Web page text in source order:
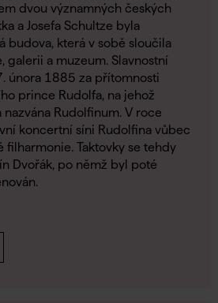
dvou významných českých
a Josefa Schultze byla
budova, která v sobě sloučila
galerii a muzeum. Slavnostní
února 1885 za přítomnosti
prince Rudolfa, na jehož
Rudolfinum. V roce
koncertní síni Rudolfina vůbec
filharmonie. Taktovky se tehdy
Dvořák, po němž byl poté